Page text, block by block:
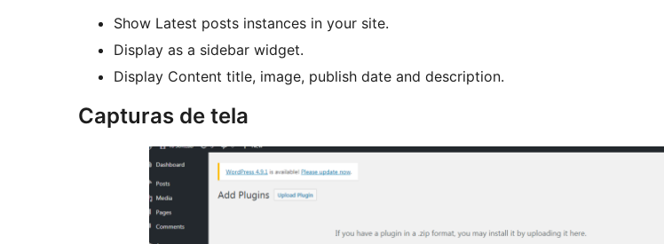
Show Latest posts instances in your site.
Display as a sidebar widget.
Display Content title, image, publish date and description.
Capturas de tela